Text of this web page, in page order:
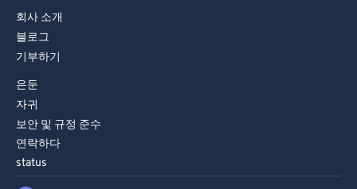
회사 소개
블로그
기부하기
은둔
자귀
보안 및 규정 준수
연락하다
status